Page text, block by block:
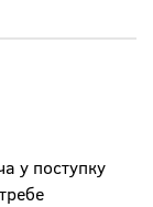
у поступку